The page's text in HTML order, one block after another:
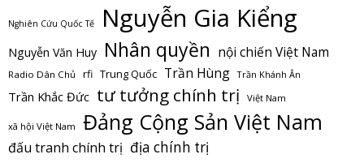
Nghiên Cứu Quốc Tế Nguyễn Gia Kiểng
Nguyễn Văn Huy Nhân quyền nội chiến Việt Nam
Radio Dân Chủ rfi Trung Quốc Trần Hùng Trần Khánh Ân
Trần Khắc Đức tư tưởng chính trị Việt Nam
xã hội Việt Nam Đảng Cộng Sản Việt Nam
đấu tranh chính trị địa chính trị